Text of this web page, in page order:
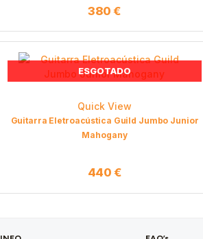
380€
ESGOTADO
Quick View
Guitarra Eletroacústica Guild Jumbo Junior
Mahogany
440 €